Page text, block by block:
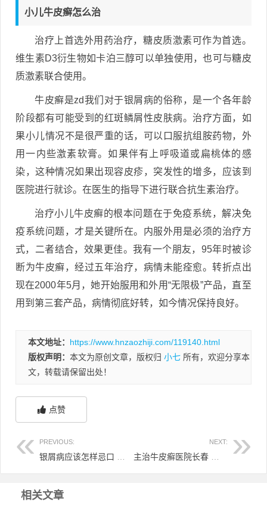
小儿牛皮癣怎么治
治疗上首选外用药治疗，糖皮质激素可作为首选。
维生素D3衍生物如卡泊三醇可以单独使用，也可与糖皮
质激素联合使用。
牛皮癣是zd我们对于银屑病的俗称，是一个各年龄
阶段都有可能受到的红斑鳞屑性皮肤病。治疗方面，如
果小儿情况不是很严重的话，可以口服抗组胺药物，外
用一内些激素软膏。如果伴有上呼吸道或扁桃体的感
染，这种情况如果出现容皮疹，突发性的增多，应该到
医院进行就诊。在医生的指导下进行联合抗生素治疗。
治疗小儿牛皮癣的根本问题在于免疫系统，解决免
疫系统问题，才是关键所在。内服外用是必须的治疗方
式，二者结合，效果更佳。我有一个朋友，95年时被诊
断为牛皮癣，经过五年治疗，病情未能痊愈。转折点出
现在2000年5月，她开始服用和外用“无限极”产品，直至
用到第三套产品，病情彻底好转，如今情况保持良好。
本文地址： https://www.hnzaozhiji.com/119140.html
版权声明： 本文为原创文章，版权归 小七 所有，欢迎分享本
文，转载请保留出处！
点赞
PREVIOUS: NEXT:
相关文章